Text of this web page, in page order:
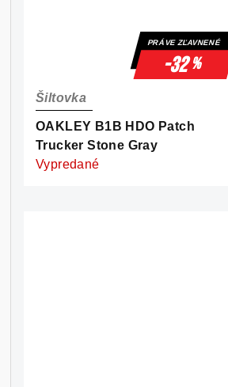
PRÁVE ZĽAVNENÉ
-32%
OAKLEY B1B HDO Patch
Trucker Stone Gray
Šiltovka
Vypredané